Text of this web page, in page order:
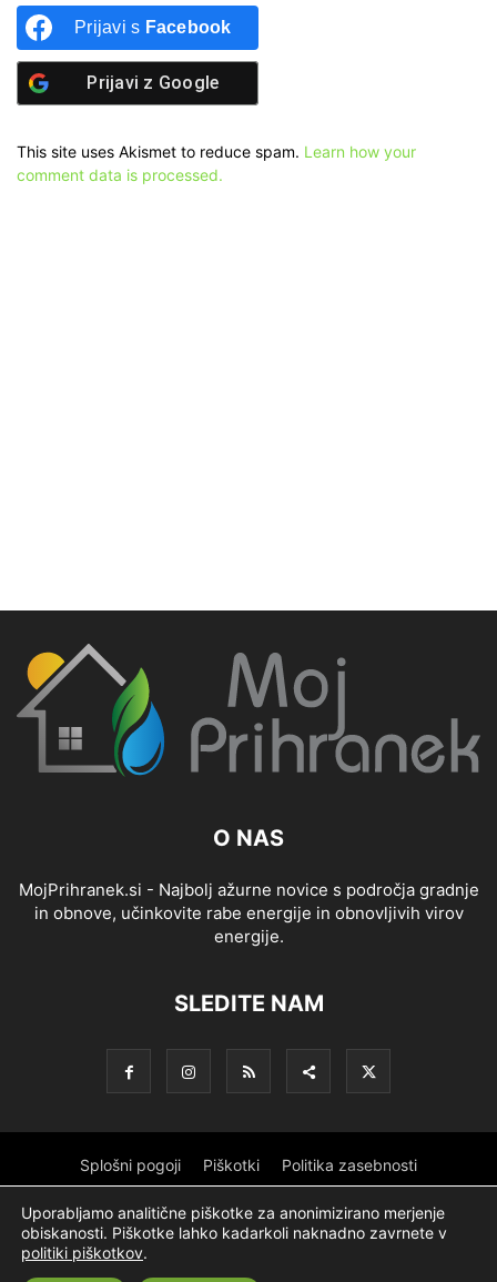
Prijavi s Facebook
Prijavi z Google
This site uses Akismet to reduce spam. Learn how your
comment data is processed.
O NAS
MojPrihranek.si - Najbolj ažurne novice s področja gradnje
in obnove, učinkovite rabe energije in obnovljivih virov
energije.
SLEDITE NAM
Splošni pogoji Piškotki Politika zasebnosti
Oglaševanje Partnerji Sofinanciranje Logotip
O podjetju
Uporabljamo analitične piškotke za anonimizirano merjenje
obiskanosti. Piškotke lahko kadarkoli naknadno zavrnete v
politiki piškotkov.